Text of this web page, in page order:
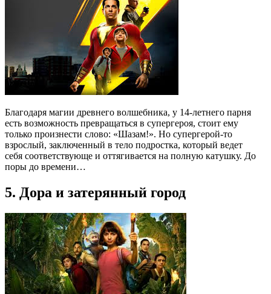
Благодаря магии древнего волшебника, у 14-летнего парня
есть возможность превращаться в супергероя, стоит ему
только произнести слово: «Шазам!». Но супергерой-то
взрослый, заключенный в тело подростка, который ведет
себя соответствующе и оттягивается на полную катушку. До
поры до времени…
5. Дора и затерянный город